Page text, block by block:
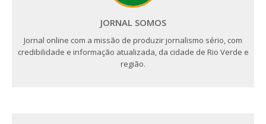
JORNAL SOMOS
Jornal online com a missão de produzir jornalismo sério, com
credibilidade e informação atualizada, da cidade de Rio Verde e
região.